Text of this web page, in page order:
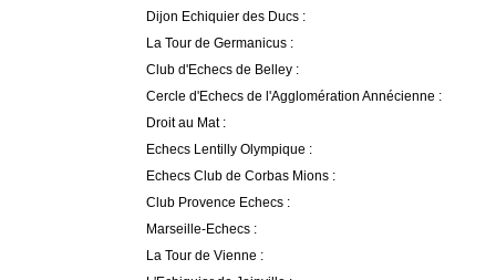
Dijon Echiquier des Ducs :
La Tour de Germanicus :
Club d'Echecs de Belley :
Cercle d'Echecs de l'Agglomération Annécienne :
Droit au Mat :
Echecs Lentilly Olympique :
Echecs Club de Corbas Mions :
Club Provence Echecs :
Marseille-Echecs :
La Tour de Vienne :